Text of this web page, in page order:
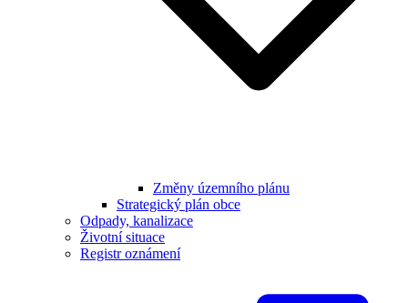
Změny územního plánu
Strategický plán obce
Odpady, kanalizace
Životní situace
Registr oznámení